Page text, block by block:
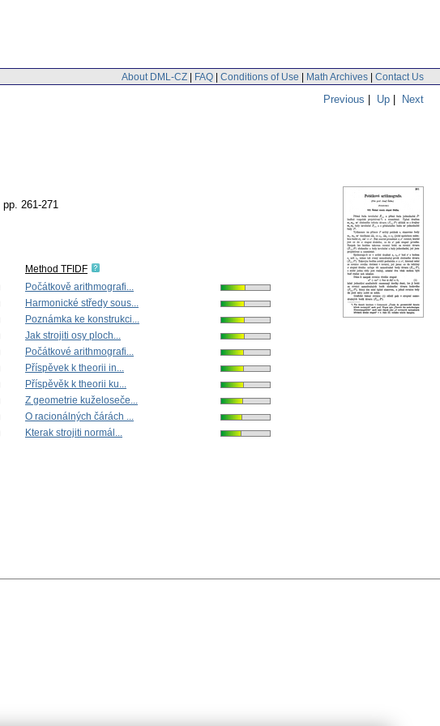
About DML-CZ | FAQ | Conditions of Use | Math Archives | Contact Us
Previous | Up | Next
pp. 261-271
Method TFIDF
Počátkově arithmografi...
Harmonické středy sous...
Poznámka ke konstrukci...
Jak strojiti osy ploch...
Počátkové arithmografi...
Příspěvek k theorii in...
Příspěvěk k theorii ku...
Z geometrie kuželoseče...
O racionálných čárách ...
Kterak strojiti normál...